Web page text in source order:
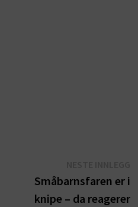
Småbarnsfaren er i
knipe – da reagerer